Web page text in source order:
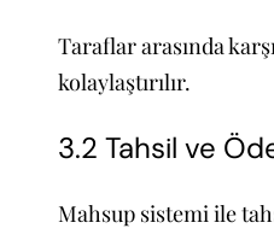
Taraflar arasında
kolaylaştırılır.
3.2 Tahsil ve
Mahsup sistemi ile